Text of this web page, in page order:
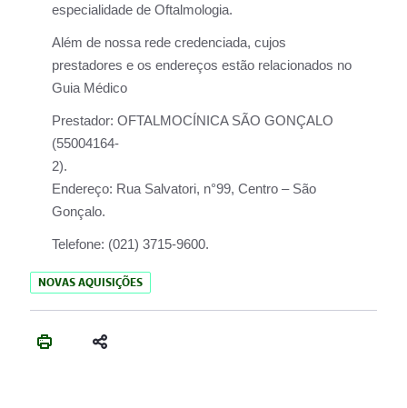
especialidade de Oftalmologia.
Além de nossa rede credenciada, cujos
prestadores e os endereços estão relacionados no
Guia Médico
Prestador: OFTALMOCÍNICA SÃO GONÇALO
(55004164-
2).
Endereço: Rua Salvatori, n°99, Centro – São
Gonçalo.
Telefone: (021) 3715-9600.
NOVAS AQUISIÇÕES